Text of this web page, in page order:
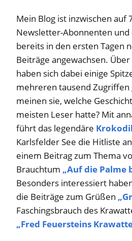
Mein Blog ist inzwischen auf
Newsletter-Abonnenten und
bereits in den ersten Tagen
Beiträge angewachsen.
haben sich dabei einige
mehreren tausend Zugriffen
meinen sie, welche
meisten Leser hatte? Mit
führt das legendäre
Karlsfelder See die Hitliste
einem Beitrag zum Thema
Brauchtum „Auf die Palme
Besonders interessiert
die Beiträge zum Grüßen
Faschingsbrauch des
„Fred Feuersteins